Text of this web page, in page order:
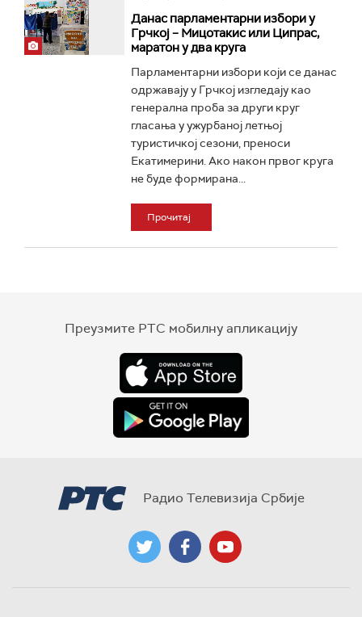
Данас парламентарни избори у
Грчкој – Мицотакис или Ципрас,
маратон у два круга
Парламентарни избори који се данас
одржавају у Грчкој изгледају као
генерална проба за други круг
гласања у ужурбаној летњој
туристичкој сезони, преноси
Екатимерини. Ако након првог круга
не буде формирана...
Прочитај
Преузмите РТС мобилну апликацију
Радио Телевизија Србије